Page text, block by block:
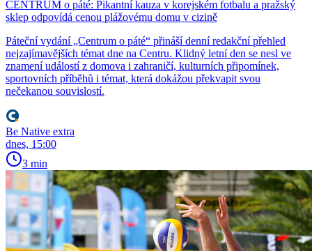
CENTRUM o páté: Pikantní kauza v korejském fotbalu a pražský
sklep odpovídá cenou plážovému domu v cizině
Páteční vydání „Centrum o páté“ přináší denní redakční přehled
nejzajímavějších témat dne na Centru. Klidný letní den se nesl ve
znamení událostí z domova i zahraničí, kulturních připomínek,
sportovních příběhů i témat, která dokážou překvapit svou
nečekanou souvislostí.
Be Native extra
dnes, 15:00
3 min